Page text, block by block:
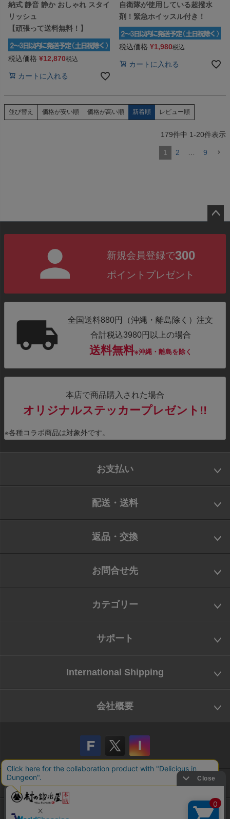
納式 静音 静か おしゃれ スタイ
リッシュ
【頑張って送料無料！】
税込価格 ¥12,870税込
カートに入れる
自衛隊が使用している超撥水
剤！緊急ホイッスル付き！
税込価格 ¥1,980税込
カートに入れる
並び替え 価格が安い順 価格が高い順 新着順 レビュー順
179件中 1-20件表示
1 2 9
新規会員登録で300
ポイントプレゼント
全国送料880円（沖縄・離島除く）注文
合計税込3980円以上の場合
送料無料※沖縄・離島を除く
本店で商品購入された場合
オリジナルステッカープレゼント!!
※各種コラボ商品は対象外です。
お支払い
配送・送料
返品・交換
お問合せ先
カテゴリー
サポート
International Shipping
会社概要
会社概要
お問い合わせ